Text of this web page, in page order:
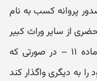
پروانه کسب به نام
از سایر وراث کبیر
و نماینده قانونی وراث صغیر خواهد بود. ماده ۱۱ – در صورتی ‏که
به دیگری واگذار کند